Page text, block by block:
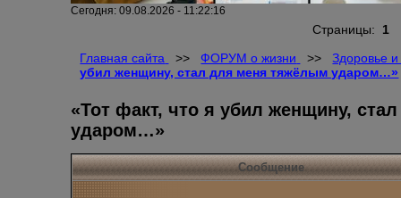
Сегодня: 09.08.2026 - 11:22:16
Страницы: 1
Главная сайта
>> ФОРУМ о жизни >>Здоровье
убил женщину, стал для меня тяжёлым ударом…»
«Тот факт, что я убил женщину,
ударом…»
Сообщение